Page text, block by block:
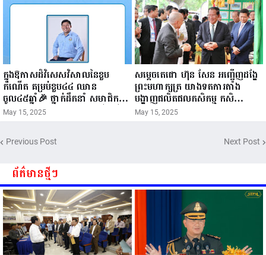
ក្នុងឱកាសដ៏វិសេសវិសាលនៃខួប
កំណើត គម្រប់ខួប៤៤ ឈាន
ចូល៤៥ឆ្នាំ🎉 ថ្នាក់ដឹកនាំ សមាជិក
សមាជិកា នៃក្រុមគ្រួសារកម្មវិធីអាជីវ
កម្មចល័ត និងកម្មករសំណង់ សូមគោរព
ជូនពរ ជូនចំពោះ ឯកឧត្តម សាយ
សំអាល់ ប្រធានសហភាពសហព័ន្ធ
បាននូវ សុខភាពល្អបរិបូរណ៍
កម្លាំងមាំមួន បញ្ញាញាណវាងវៃ
អាយុយឺនយូរ ...
May 15, 2025
សម្តេចតេជោ ហ៊ុន សែន អញ្ជើញដង្ហែ
ព្រះមហាក្សត្រ យាងទតការតាំង
បង្ហាញផលិតផលកសិកម្ម កសិ
ឧស្សាហកម្ម និងសិប្បកម្ម ក្នុងព្រះរាជ
ពិធីច្រត់ព្រះនង្គ័ល...
May 15, 2025
Previous Post Next Post
ព័ត៌មានថ្មីៗ